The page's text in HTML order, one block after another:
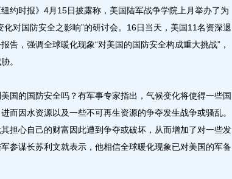
时报》4月15日披露称，美国陆军战争学院上月举办了为
化对国防安全之影响”的研讨会。16日当天，美国11名资深退
告，强调全球暖化现象“对美国的国防安全构成重大挑战”，
。
的国防安全吗？有军事专家指出，气候变化将使得一些国
而因水资源以及一些不可再生资源的争夺发生战争或骚乱。
担心自己的财富因此遭到争夺或破坏，从而增加了对一些发
参谋长苏利文就表示，他相信全球暖化现象已对美国的军备